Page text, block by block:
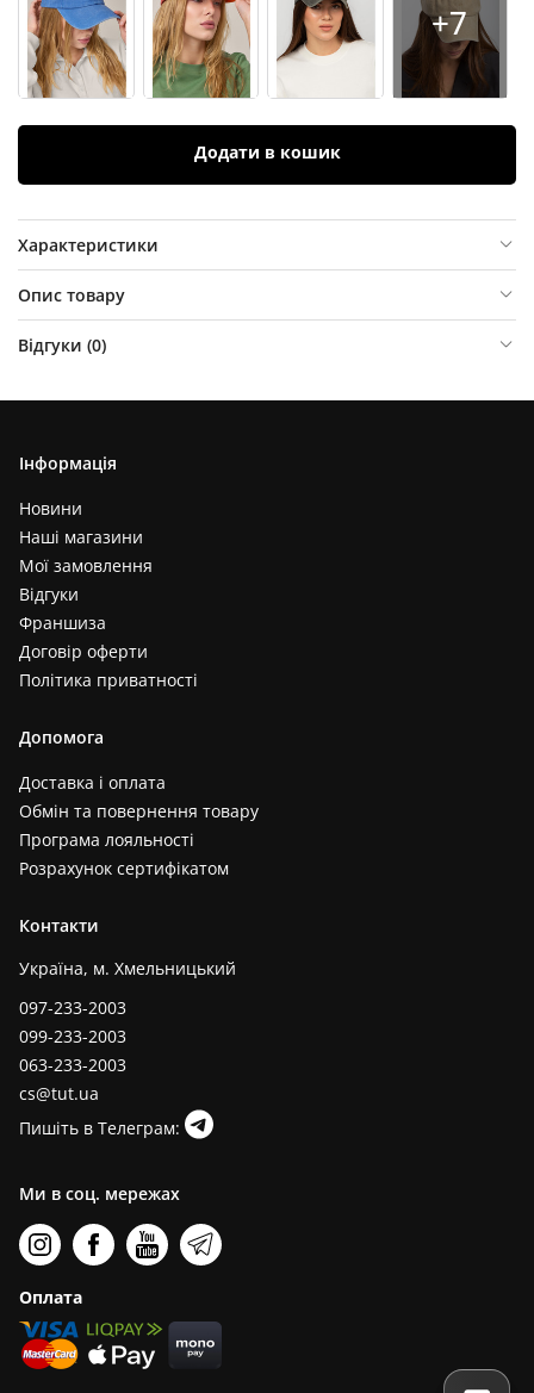
+7
Додати в кошик
Характеристики
Опис товару
Відгуки (0)
Інформація
Новини
Наші магазини
Мої замовлення
Відгуки
Франшиза
Договір оферти
Політика приватності
Допомога
Доставка і оплата
Обмін та повернення товару
Програма лояльності
Розрахунок сертифікатом
Контакти
Україна, м. Хмельницький
097-233-2003
099-233-2003
063-233-2003
cs@tut.ua
Пишіть в Телеграм:
Ми в соц. мережах
Оплата